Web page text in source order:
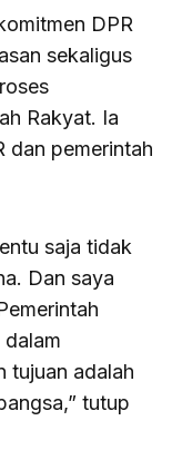
DPR
sekaligus
Rakyat. Ia
dan pemerintah
saja tidak
Dan saya
tujuan adalah
tutup